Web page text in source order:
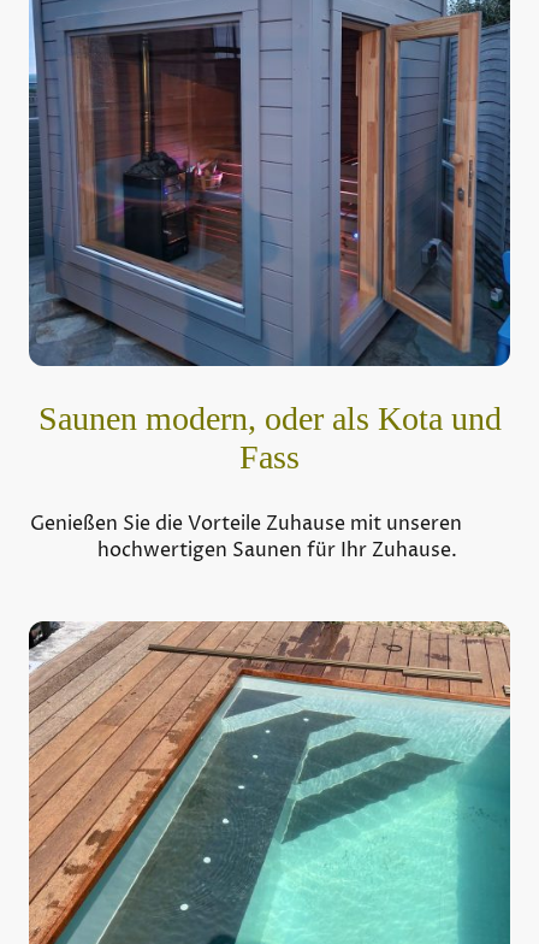
Saunen modern, oder als Kota und
Fass
Genießen Sie die Vorteile Zuhause mit unseren
hochwertigen Saunen für Ihr Zuhause.